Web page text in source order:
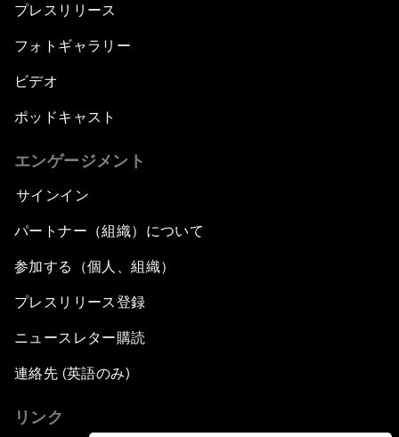
プレスリリース
フォトギャラリー
ビデオ
ポッドキャスト
エンゲージメント
サインイン
パートナー（組織）について
参加する（個人、組織）
プレスリリース登録
ニュースレター購読
連絡先 (英語のみ)
リンク